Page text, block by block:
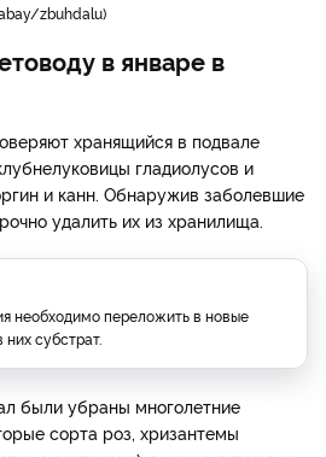
zbuhdalu
в январе в
хранящийся в подвале
гладиолусов и
и канн. Обнаружив заболевшие
удалить их из хранилища.
необходимо переложить в новые
субстрат.
были убраны многолетние
сорта роз, хризантемы